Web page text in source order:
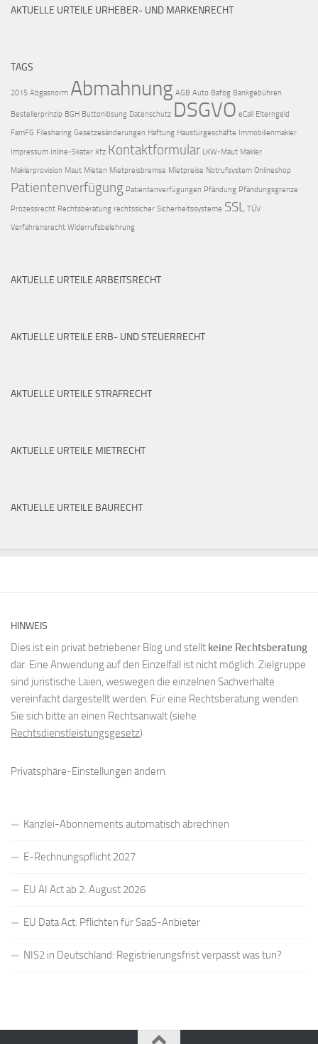
AKTUELLE URTEILE URHEBER- UND MARKENRECHT
TAGS
2015 Abgasnorm Abmahnung AGB Auto Bafög Bankgebühren
Bestellerprinzip BGH Buttonlösung Datenschutz DSGVO eCall Elterngeld
FamFG Filesharing Gesetzesänderungen Haftung Haustürgeschäfte Immobilienmakler
Impressum Inline-Skater Kfz Kontaktformular LKW-Maut Makler
Maklerprovision Maut Mieten Mietpreisbremse Mietpreise Notrufsystem Onlineshop
Patientenverfügung Patientenverfügungen Pfändung Pfändungsgrenze
Prozessrecht Rechtsberatung rechtssicher Sicherheitssysteme SSL TÜV
Verfahrensrecht Widerrufsbelehrung
AKTUELLE URTEILE ARBEITSRECHT
AKTUELLE URTEILE ERB- UND STEUERRECHT
AKTUELLE URTEILE STRAFRECHT
AKTUELLE URTEILE MIETRECHT
AKTUELLE URTEILE BAURECHT
HINWEIS
Dies ist ein privat betriebener Blog und stellt keine Rechtsberatung
dar. Eine Anwendung auf den Einzelfall ist nicht möglich. Zielgruppe
sind juristische Laien, weswegen die einzelnen Sachverhalte
vereinfacht dargestellt werden. Für eine Rechtsberatung wenden
Sie sich bitte an einen Rechtsanwalt (siehe
Rechtsdienstleistungsgesetz)
Privatsphäre-Einstellungen ändern
Kanzlei-Abonnements automatisch abrechnen
E-Rechnungspflicht 2027
EU AI Act ab 2. August 2026
EU Data Act: Pflichten für SaaS-Anbieter
NIS2 in Deutschland: Registrierungsfrist verpasst was tun?